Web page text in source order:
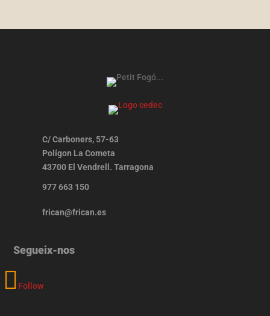
C/ Carboners, 57-63
Polígon La Cometa
43700 El Vendrell. Tarragona
977 663 150
frican@frican.es
Segueix-nos
Follow